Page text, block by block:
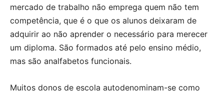
mercado de trabalho não emprega quem não tem
competência, que é o que os alunos deixaram de
adquirir ao não aprender o necessário para merecer
um diploma. São formados até pelo ensino médio,
mas são analfabetos funcionais.
Muitos donos de escola autodenominam-se como